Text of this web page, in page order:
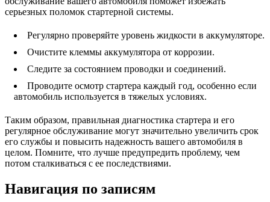
серьезных поломок стартерной системы.
Регулярно проверяйте уровень жидкости в аккумуляторе.
Очистите клеммы аккумулятора от коррозии.
Следите за состоянием проводки и соединений.
Проводите осмотр стартера каждый год, особенно если
автомобиль используется в тяжелых условиях.
Таким образом, правильная диагностика стартера и его
регулярное обслуживание могут значительно увеличить срок
его службы и повысить надежность вашего автомобиля в
целом. Помните, что лучше предупредить проблему, чем
потом сталкиваться с ее последствиями.
Навигация по записям